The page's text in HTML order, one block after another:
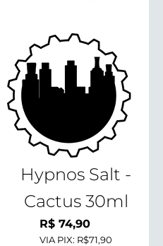
Hypnos Salt -
Cactus 30ml
R$ 74,90
VIA PIX: R$71,90